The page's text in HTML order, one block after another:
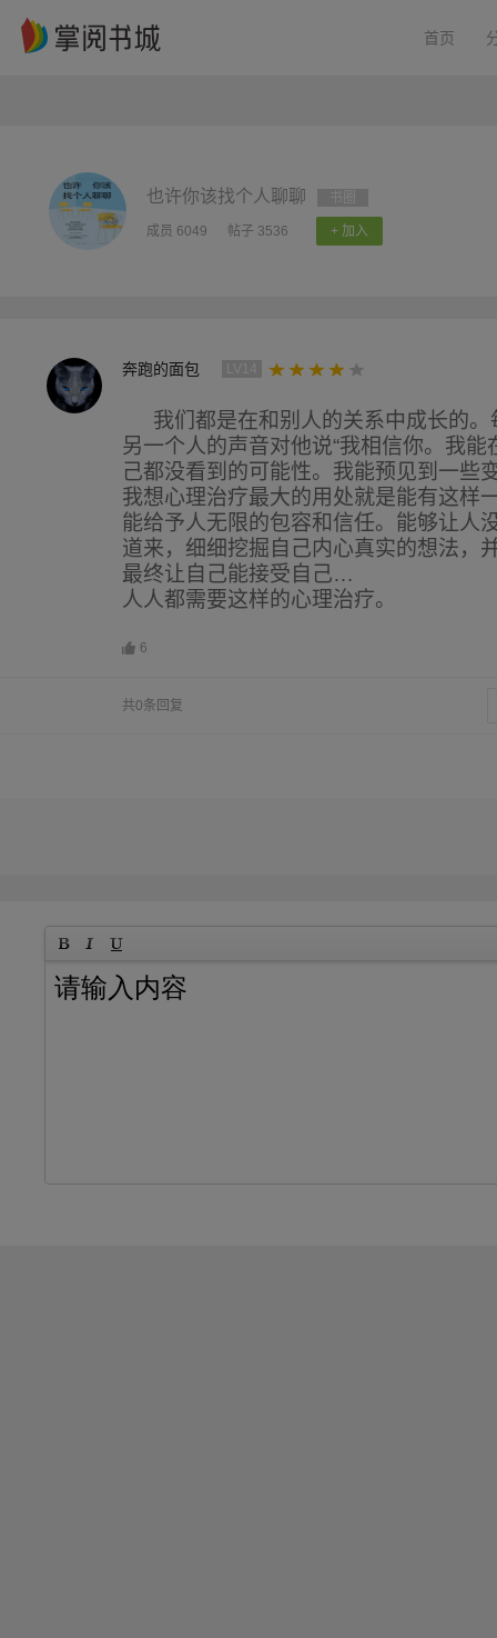
首页
也许你该找个人聊聊
成员 6049 帖子 3536 + 加入
奔跑的面包
我们都是在和别人的关系中成长的
另一个人的声音对他说“我相信你。我
己都没看到的可能性。我能预见到一些
我想心理治疗最大的用处就是能有这样
能给予人无限的包容和信任。能够让人
道来，细细挖掘自己内心真实的想法，
最终让自己能接受自己…
人人都需要这样的心理治疗。
6
共0条回复